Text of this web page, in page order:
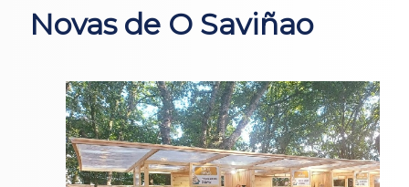
Novas de O Saviñao